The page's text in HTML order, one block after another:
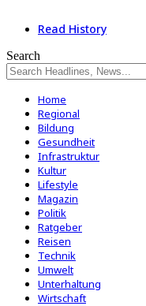
Read History
Search
Home
Regional
Bildung
Gesundheit
Infrastruktur
Kultur
Lifestyle
Magazin
Politik
Ratgeber
Reisen
Technik
Umwelt
Unterhaltung
Wirtschaft